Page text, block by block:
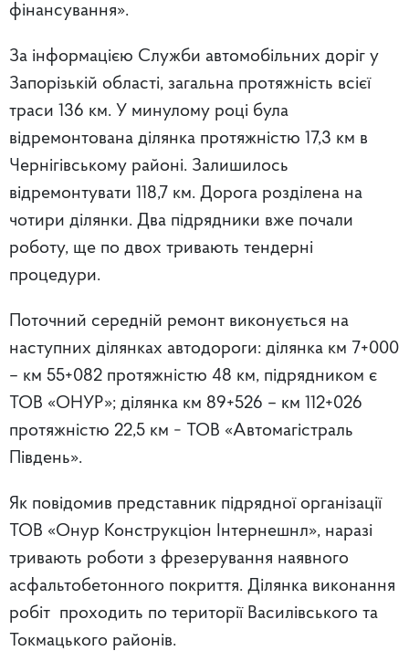
фінансування».
За інформацією Служби автомобільних доріг у
Запорізькій області, загальна протяжність всієї
траси 136 км. У минулому році була
відремонтована ділянка протяжністю 17,3 км в
Чернігівському районі. Залишилось
відремонтувати 118,7 км. Дорога розділена на
чотири ділянки. Два підрядники вже почали
роботу, ще по двох тривають тендерні
процедури.
Поточний середній ремонт виконується на
наступних ділянках автодороги: ділянка км 7+000
– км 55+082 протяжністю 48 км, підрядником є
ТОВ «ОНУР»; ділянка км 89+526 – км 112+026
протяжністю 22,5 км − ТОВ «Автомагістраль
Південь».
Як повідомив представник підрядної організації
ТОВ «Онур Конструкціон Інтернешнл», наразі
тривають роботи з фрезерування наявного
асфальтобетонного покриття. Ділянка виконання
робіт проходить по території Василівського та
Токмацького районів.